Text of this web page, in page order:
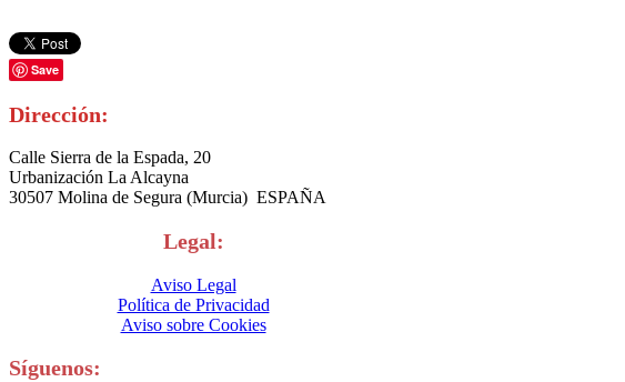
Save
Dirección:
Calle Sierra de la Espada, 20
Urbanización La Alcayna
30507 Molina de Segura (Murcia) ESPAÑA
Legal:
Aviso Legal
Política de Privacidad
Aviso sobre Cookies
Síguenos: